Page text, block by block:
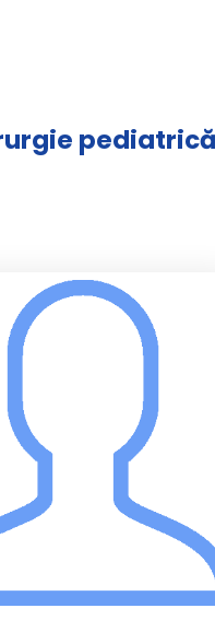
pediatrică